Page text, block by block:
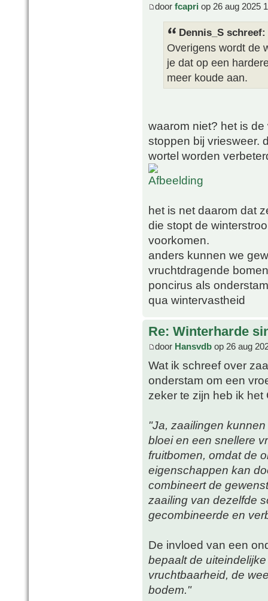
door fcapri op 26 aug 2025
Dennis_S schreef:
Overigens wordt de
je dat op een
meer koude aan.
waarom niet? het is
stoppen bij vriesweer.
wortel worden
het is net daarom dat
die stopt de
voorkomen.
anders kunnen we
vruchtdragende
poncirus als
qua wintervastheid
Re: Winterharde
door Hansvdb op 26 aug
Wat ik schreef over
onderstam om een
zeker te zijn heb ik
"Ja, zaailingen
bloei en een snellere
fruitbomen, omdat de
eigenschappen kan
combineert de
zaailing van dezelfde
gecombineerde en
De invloed van een
bepaalt de
vruchtbaarheid, de
bodem."